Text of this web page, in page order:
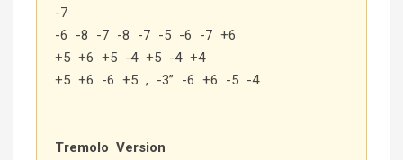
-7
-6 -8 -7 -8 -7 -5 -6 -7 +6
+5 +6 +5 -4 +5 -4 +4
+5 +6 -6 +5 , -3” -6 +6 -5 -4
Tremolo Version